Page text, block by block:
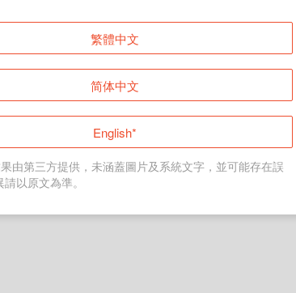
登入
返回首頁
繁體中文
简体中文
English*
由第三方提供，未涵蓋圖片及系統文字，並可能存在誤
以原文為準。